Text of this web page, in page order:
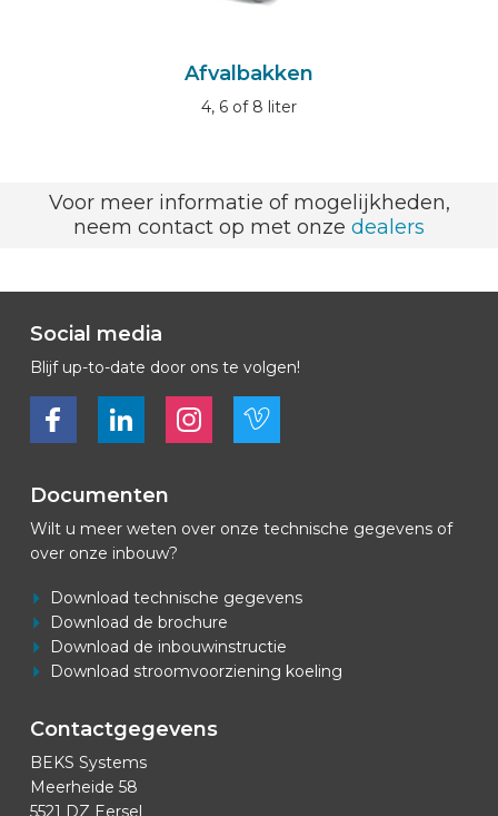
Afvalbakken
4, 6 of 8 liter
Voor meer informatie of mogelijkheden,
neem contact op met onze dealers
Social media
Blijf up-to-date door ons te volgen!
Bekijk ons op FacebookBekijk ons op LinkedInBekijk ons op LinkedInBekijk ons op Vimeo
Documenten
Wilt u meer weten over onze technische gegevens of
over onze inbouw?
Download technische gegevens
Download de brochure
Download de inbouwinstructie
Download stroomvoorziening koeling
Contactgegevens
BEKS Systems
Meerheide 58
5521 DZ Eersel